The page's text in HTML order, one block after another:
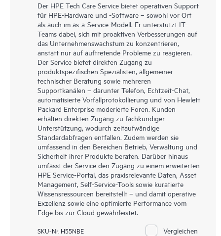
Der HPE Tech Care Service bietet operativen Support
für HPE-Hardware und -Software – sowohl vor Ort
als auch im as-a-Service-Modell. Er unterstützt IT-
Teams dabei, sich mit proaktiven Verbesserungen auf
das Unternehmenswachstum zu konzentrieren,
anstatt nur auf auftretende Probleme zu reagieren.
Der Service bietet direkten Zugang zu
produktspezifischen Spezialisten, allgemeiner
technischer Beratung sowie mehreren
Supportkanälen – darunter Telefon, Echtzeit-Chat,
automatisierte Vorfallprotokollierung und von Hewlett
Packard Enterprise moderierte Foren. Kunden
erhalten direkten Zugang zu fachkundiger
Unterstützung, wodurch zeitaufwändige
Standardabfragen entfallen. Zudem werden sie
umfassend in den Bereichen Betrieb, Verwaltung und
Sicherheit ihrer Produkte beraten. Darüber hinaus
umfasst der Service den Zugang zu einem erweiterten
HPE Service-Portal, das praxisrelevante Daten, Asset
Management, Self-Service-Tools sowie kuratierte
Wissensressourcen bereitstellt – und damit operative
Exzellenz sowie eine optimierte Performance vom
Edge bis zur Cloud gewährleistet.
SKU-Nr. H55NBE Vergleichen